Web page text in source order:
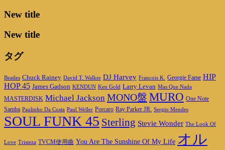
New title
New title
タグ
Beatles Chuck Rainey David T. Walker DJ Harvey Francois K. Georgie Fame HIP
HOP 45 James Gadson KENDUN Ken Gold Larry Levan Mas Que Nada
MASTERDISK Michael Jackson MONO盤 MURO One Note
Samba Paulinho Da Costa Paul Weller Porcaro Ray Parker JR. Sergio Mendes
SOUL FUNK 45 Sterling Stevie Wonder The Look Of
Love Tristeza TVCM使用曲 You Are The Sunshine Of My Life オル